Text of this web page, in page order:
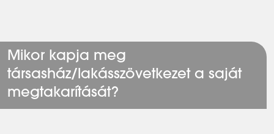
Mikor kapja meg
társasház/lakásszövetkezet a saját
megtakarítását?